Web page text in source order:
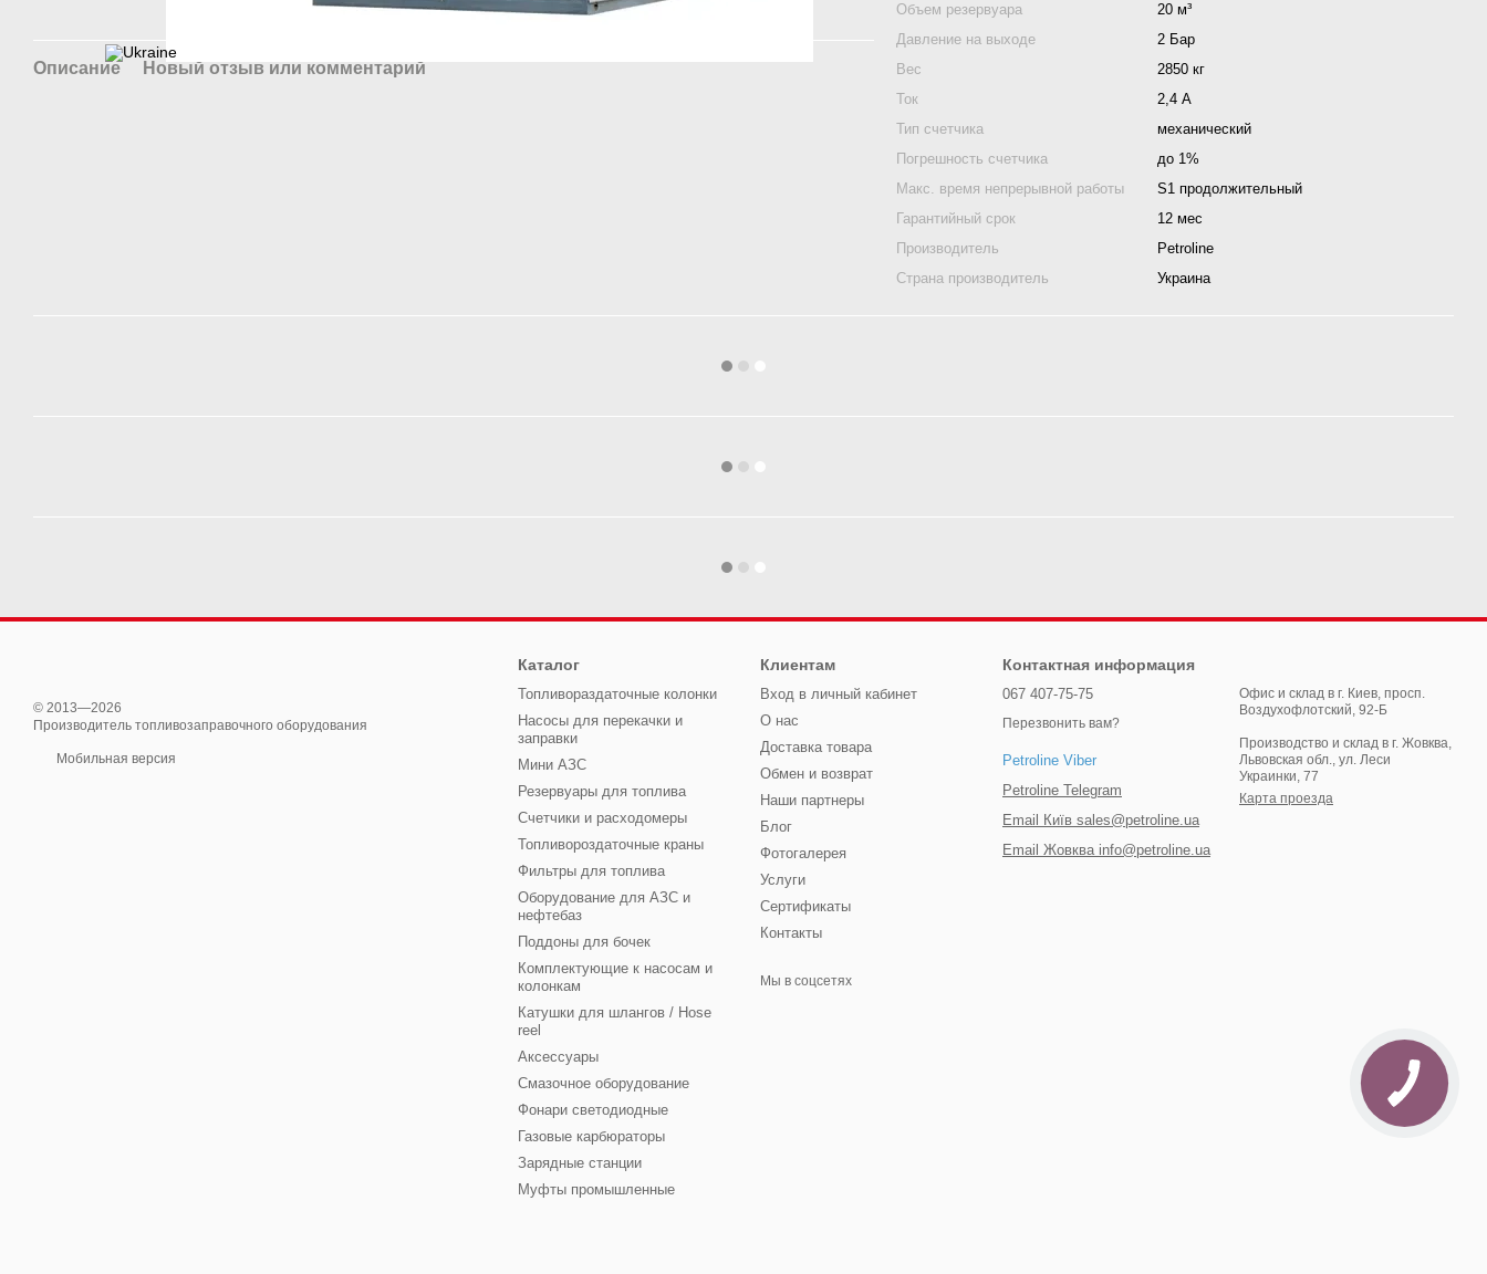
Описание Новый отзыв или комментарий
Объем резервуара
20 м³
Давление на выходе
2 Бар
Вес
2850 кг
Ток
2,4 А
Тип счетчика
механический
Погрешность счетчика
до 1%
Макс. время непрерывной работы
S1 продолжительный
Гарантийный срок
12 мес
Производитель
Petroline
Страна производитель
Украина
© 2013—2026
Производитель топливозаправочного оборудования
Мобильная версия
Каталог
Топливораздаточные колонки
Насосы для перекачки и
заправки
Мини АЗС
Резервуары для топлива
Счетчики и расходомеры
Топливороздаточные краны
Фильтры для топлива
Оборудование для АЗС и
нефтебаз
Поддоны для бочек
Комплектующие к насосам и
колонкам
Катушки для шлангов / Hose
reel
Аксессуары
Смазочное оборудование
Фонари светодиодные
Газовые карбюраторы
Зарядные станции
Муфты промышленные
Клиентам
Вход в личный кабинет
О нас
Доставка товара
Обмен и возврат
Наши партнеры
Блог
Фотогалерея
Услуги
Сертификаты
Контакты
Мы в соцсетях
Контактная информация
067 407-75-75
Перезвонить вам?
Petroline Viber
Petroline Telegram
Email Київ sales@petroline.ua
Email Жовква info@petroline.ua
Офис и склад в г. Киев, просп.
Воздухофлотский, 92-Б
Производство и склад в г. Жовква,
Львовская обл., ул. Леси
Украинки, 77
Карта проезда